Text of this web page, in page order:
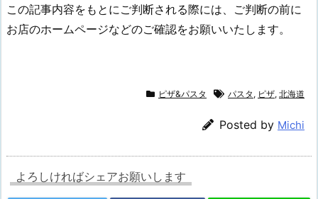
この記事内容をもとにご判断される際には、ご判断の前に
お店のホームページなどのご確認をお願いいたします。
ピザ&パスタ パスタ , ピザ, 北海道
Posted by Michi
よろしければシェアお願いします